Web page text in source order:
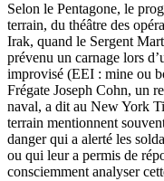
Selon le Pentagone, le
terrain, du théâtre des
Irak, quand le Sergent
prévenu un carnage lors
improvisé (EEI : mine ou
Frégate Joseph Cohn, un
naval, a dit au New York
terrain mentionnent
danger qui a alerté les
ou qui leur a permis de
consciemment analyser